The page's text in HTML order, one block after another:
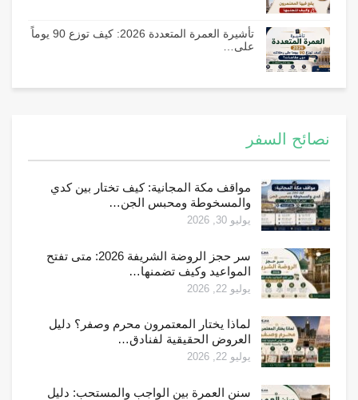
تأشيرة العمرة المتعددة 2026: كيف توزع 90 يوماً
على…
نصائح السفر
مواقف مكة المجانية: كيف تختار بين كدي
والمسخوطة ومحبس الجن…
يوليو 30, 2026
سر حجز الروضة الشريفة 2026: متى تفتح
المواعيد وكيف تضمنها…
يوليو 22, 2026
لماذا يختار المعتمرون محرم وصفر؟ دليل
العروض الحقيقية لفنادق…
يوليو 22, 2026
سنن العمرة بين الواجب والمستحب: دليل